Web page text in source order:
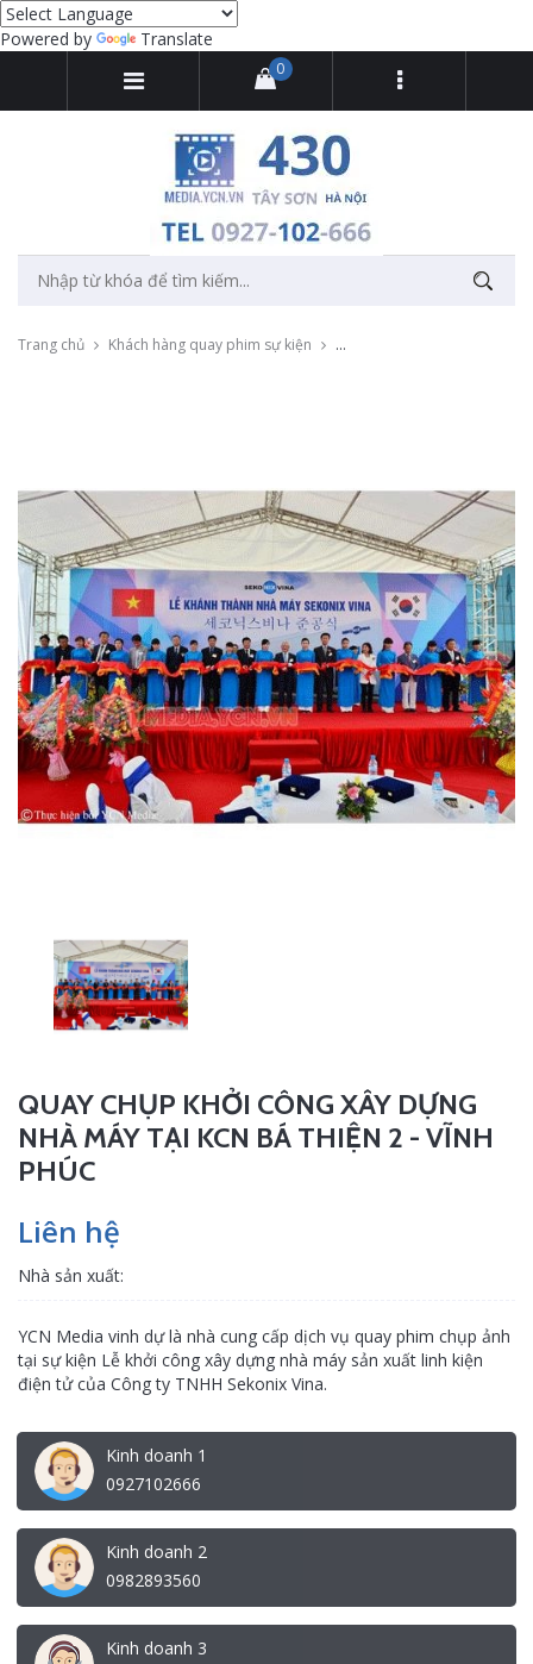
Powered by Translate
0
Trang chủ Khách hàng quay phim sự kiện Quay chụp khởi công xây
QUAY CHỤP KHỞI CÔNG XÂY DỰNG
NHÀ MÁY TẠI KCN BÁ THIỆN 2 - VĨNH
PHÚC
Liên hệ
Nhà sản xuất:
YCN Media vinh dự là nhà cung cấp dịch vụ quay phim chụp ảnh
tại sự kiện Lễ khởi công xây dựng nhà máy sản xuất linh kiện
điện tử của Công ty TNHH Sekonix Vina.
Kinh doanh 1
0927102666
Kinh doanh 2
0982893560
Kinh doanh 3